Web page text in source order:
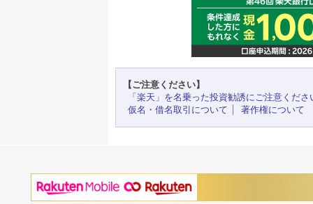
【ご注意ください】
「楽天」を名乗った投資勧誘にご注意くださ
仮名・借名取引について
著作権について